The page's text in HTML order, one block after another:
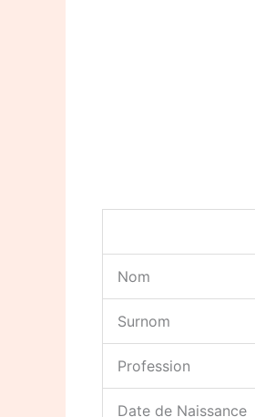
Nom
Surnom
Profession
Date de Naissance